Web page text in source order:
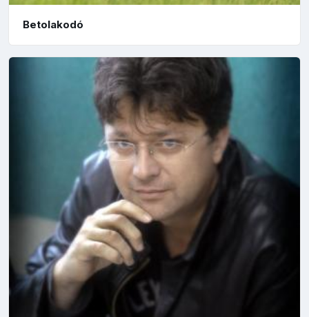
Betolakodó